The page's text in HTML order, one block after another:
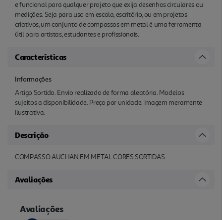
e funcional para qualquer projeto que exija desenhos circulares ou
medições. Seja para uso em escola, escritório, ou em projetos
criativos, um conjunto de compassos em metal é uma ferramenta
útil para artistas, estudantes e profissionais.
Características
Informações
Artigo Sortido. Envio realizado de forma aleatória. Modelos
sujeitos a disponibilidade. Preço por unidade. Imagem meramente
ilustrativa.
Descrição
COMPASSO AUCHAN EM METAL CORES SORTIDAS
Avaliações